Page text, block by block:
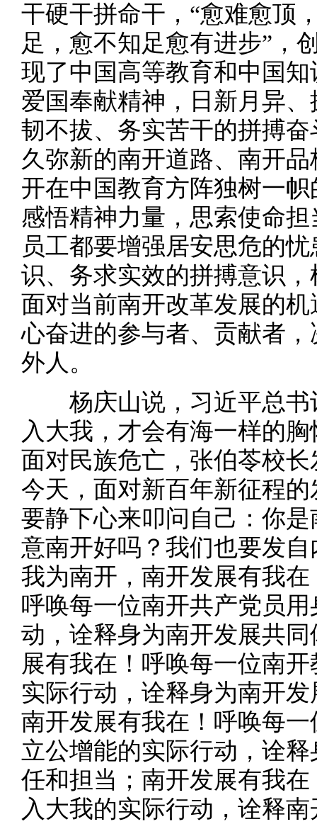
干硬干拼命干，“愈难愈顶
足，愈不知足愈有进步”，
现了中国高等教育和中国
爱国奉献精神，日新月异
韧不拔、务实苦干的拼搏
久弥新的南开道路、南开
开在中国教育方阵独树一
感悟精神力量，思索使命
员工都要增强居安思危的
识、务求实效的拼搏意识
面对当前南开改革发展的
心奋进的参与者、贡献者
外人。
杨庆山说，习近平总书
入大我，才会有海一样的
面对民族危亡，张伯苓校
今天，面对新百年新征程
要静下心来叩问自己：你
意南开好吗？我们也要发
我为南开，南开发展有我
呼唤每一位南开共产党员
动，诠释身为南开发展共
展有我在！呼唤每一位南
实际行动，诠释身为南开
南开发展有我在！呼唤每
立公增能的实际行动，诠
任和担当；南开发展有我
入大我的实际行动，诠释